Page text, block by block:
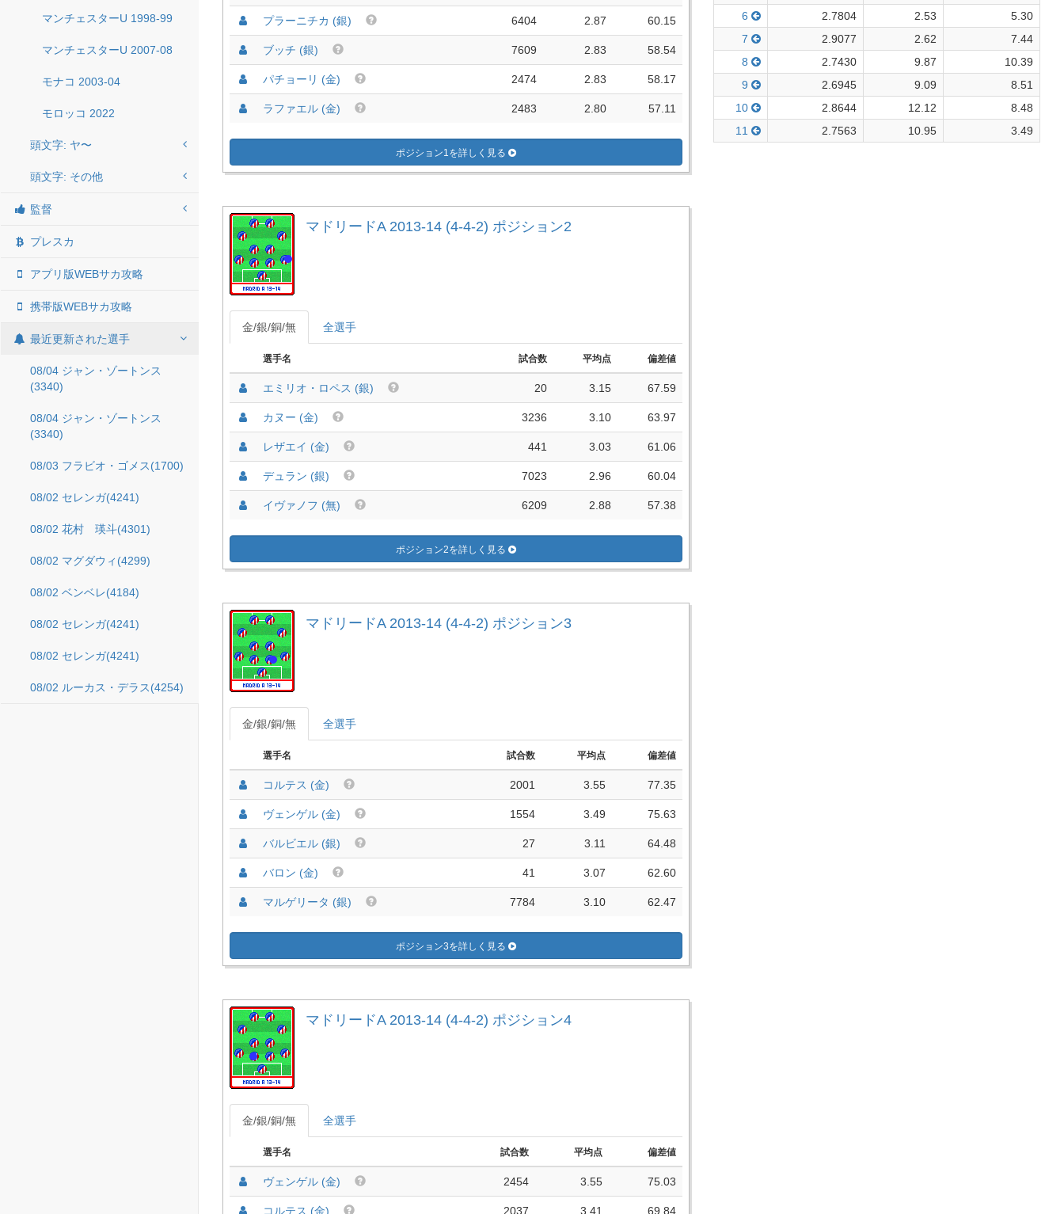
マンチェスターU 1998-99
マンチェスターU 2007-08
モナコ 2003-04
モロッコ 2022
頭文字: ヤ〜
頭文字: その他
監督
プレスカ
アプリ版WEBサカ攻略
携帯版WEBサカ攻略
最近更新された選手
08/04 ジャン・ゾートンス
(3340)
08/04 ジャン・ゾートンス
(3340)
08/03 フラビオ・ゴメス(1700)
08/02 セレンガ(4241)
08/02 花村 瑛斗(4301)
08/02 マグダウィ(4299)
08/02 ベンベレ(4184)
08/02 セレンガ(4241)
08/02 セレンガ(4241)
08/02 ルーカス・デラス(4254)
プラーニチカ (銀) 6404 2.87 60.15
ブッチ (銀) 7609 2.83 58.54
パチョーリ (金) 2474 2.83 58.17
ラファエル (金) 2483 2.80 57.11
ポジション1を詳しく見る
マドリードA 2013-14 (4-4-2) ポジション2
金/銀/銅/無 全選手
選手名 試合数 平均点 偏差値
エミリオ・ロペス (銀) 20 3.15 67.59
カヌー (金) 3236 3.10 63.97
レザエイ (金) 441 3.03 61.06
デュラン (銀) 7023 2.96 60.04
イヴァノフ (無) 6209 2.88 57.38
ポジション2を詳しく見る
マドリードA 2013-14 (4-4-2) ポジション3
金/銀/銅/無 全選手
選手名 試合数 平均点 偏差値
コルテス (金) 2001 3.55 77.35
ヴェンゲル (金) 1554 3.49 75.63
バルビエル (銀) 27 3.11 64.48
バロン (金) 41 3.07 62.60
マルゲリータ (銀) 7784 3.10 62.47
ポジション3を詳しく見る
マドリードA 2013-14 (4-4-2) ポジション4
金/銀/銅/無 全選手
選手名 試合数 平均点 偏差値
ヴェンゲル (金) 2454 3.55 75.03
コルテス (金) 2037 3.41 69.84
6
2.7804 2.53
5.30
7
2.9077 2.62
7.44
8
2.7430 9.87
10.39
9
2.6945 9.09
8.51
10
2.8644 12.12
8.48
11
2.7563 10.95 3.49